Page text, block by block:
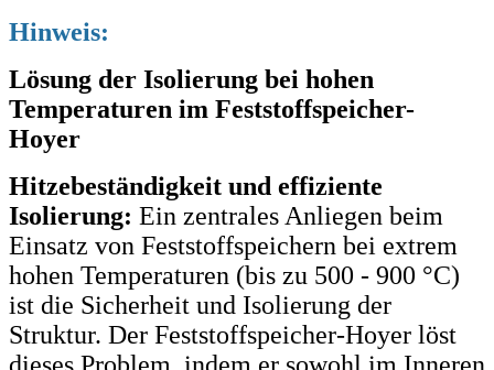
Hinweis:
Lösung der Isolierung bei hohen
Temperaturen im Feststoffspeicher-
Hoyer
Hitzebeständigkeit und effiziente
Isolierung: Ein zentrales Anliegen beim
Einsatz von Feststoffspeichern bei extrem
hohen Temperaturen (bis zu 500 - 900 °C)
ist die Sicherheit und Isolierung der
Struktur. Der Feststoffspeicher-Hoyer löst
dieses Problem, indem er sowohl im Inneren